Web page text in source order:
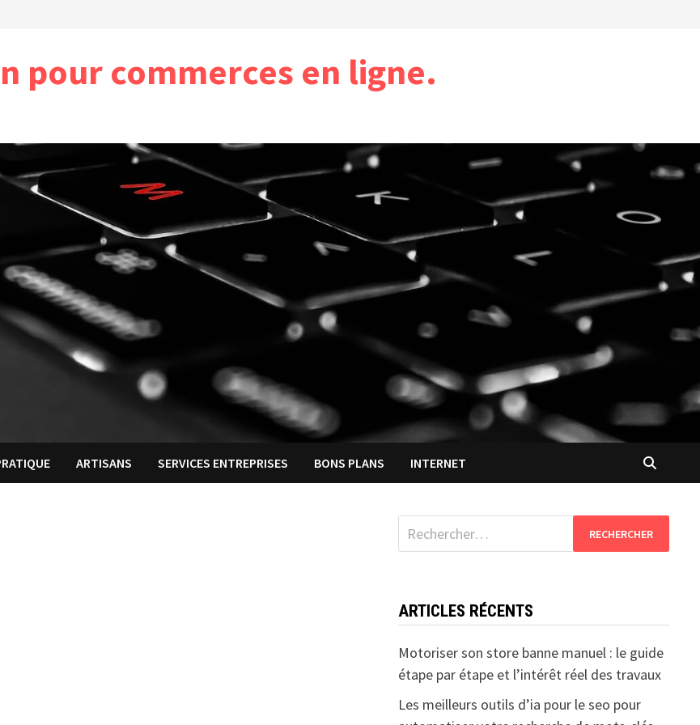
pour commerces en ligne.
ARTISANS SERVICES ENTREPRISES BONS PLANS INTERNET
Rechercher :
ARTICLES RÉCENTS
Motoriser son store banne manuel : le guide
étape par étape et l’intérêt réel des travaux
Les meilleurs outils d’ia pour le seo pour